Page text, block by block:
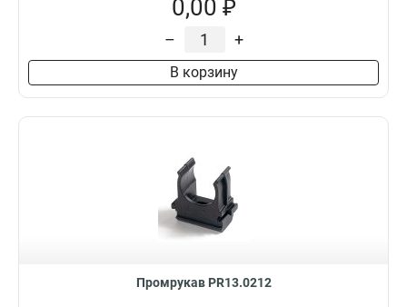
0,00 ₽
– +
В корзину
Промрукав PR13.0212